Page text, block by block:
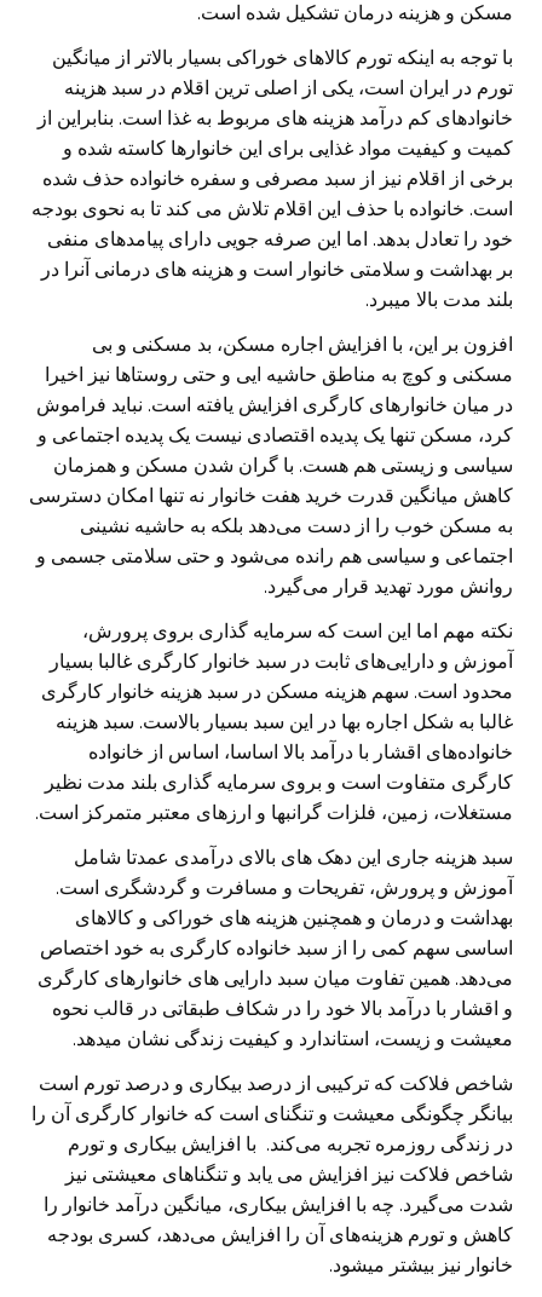
مسکن و هزینه درمان تشکیل شده است.
با توجه به اینکه تورم کالاهای خوراکی بسیار بالاتر از میانگین
تورم در ایران است، یکی از اصلی ترین اقلام در سبد هزینه
خانوادهای کم درآمد هزینه های مربوط به غذا است. بنابراین از
کمیت و کیفیت مواد غذایی برای این خانوارها کاسته شده و
برخی از اقلام نیز از سبد مصرفی و سفره خانواده حذف شده
است. خانواده با حذف این اقلام تلاش می کند تا به نحوی بودجه
خود را تعادل بدهد. اما این صرفه جویی دارای پیامدهای منفی
بر بهداشت و سلامتی خانوار است و هزینه های درمانی آنرا در
بلند مدت بالا میبرد.
افزون بر این، با افزایش اجاره مسکن، بد مسکنی و بی
مسکنی و کوچ به مناطق حاشیه ایی و حتی روستاها نیز اخیرا
در میان خانوارهای کارگری افزایش یافته است. نباید فراموش
کرد، مسکن تنها یک پدیده اقتصادی نیست یک پدیده اجتماعی و
سیاسی و زیستی هم هست. با گران شدن مسکن و همزمان
کاهش میانگین قدرت خرید هفت خانوار نه تنها امکان دسترسی
به مسکن خوب را از دست می‌دهد بلکه به حاشیه نشینی
اجتماعی و سیاسی هم رانده می‌شود و حتی سلامتی جسمی و
روانش مورد تهدید قرار می‌گیرد.
نکته مهم اما این است که سرمایه گذاری بروی پرورش،
آموزش و دارایی‌های ثابت در سبد خانوار کارگری غالبا بسیار
محدود است. سهم هزینه مسکن در سبد هزینه خانوار کارگری
غالبا به شکل اجاره بها در این سبد بسیار بالاست. سبد هزینه
خانواده‌های اقشار با درآمد بالا اساسا، اساس از خانواده
کارگری متفاوت است و بروی سرمایه گذاری بلند مدت نظیر
مستغلات، زمین، فلزات گرانبها و ارزهای معتبر متمرکز است.
سبد هزینه جاری این دهک های بالای درآمدی عمدتا شامل
آموزش و پرورش، تفریحات و مسافرت و گردشگری است.
بهداشت و درمان و همچنین هزینه های خوراکی و کالاهای
اساسی سهم کمی را از سبد خانواده کارگری به خود اختصاص
می‌دهد. همین تفاوت میان سبد دارایی های خانوارهای کارگری
و اقشار با درآمد بالا خود را در شکاف طبقاتی در قالب نحوه
معیشت و زیست، استاندارد و کیفیت زندگی نشان میدهد.
شاخص فلاکت که ترکیبی از درصد بیکاری و درصد تورم است
بیانگر چگونگی معیشت و تنگنای است که خانوار کارگری آن را
در زندگی روزمره تجربه می‌کند. با افزایش بیکاری و تورم
شاخص فلاکت نیز افزایش می یابد و تنگناهای معیشتی نیز
شدت می‌گیرد. چه با افزایش بیکاری، میانگین درآمد خانوار را
کاهش و تورم هزینه‌های آن را افزایش می‌دهد، کسری بودجه
خانوار نیز بیشتر میشود.